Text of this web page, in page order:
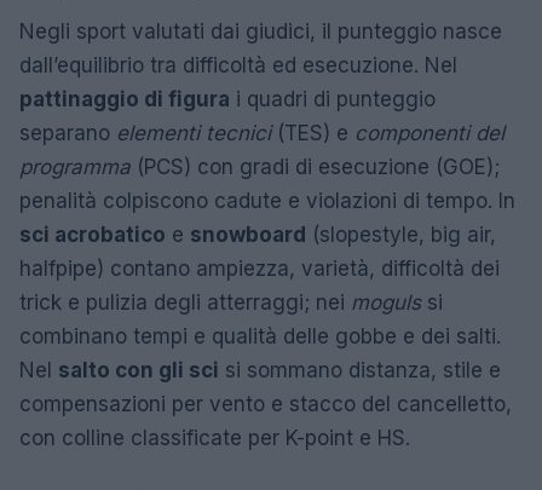
Negli sport valutati dai giudici, il punteggio nasce
dall’equilibrio tra difficoltà ed esecuzione. Nel
pattinaggio di figura i quadri di punteggio
separano elementi tecnici(TES) e componenti del
programma (PCS) con gradi di esecuzione (GOE);
penalità colpiscono cadute e violazioni di tempo. In
sci acrobatico e snowboard (slopestyle, big air,
halfpipe) contano ampiezza, varietà, difficoltà dei
trick e pulizia degli atterraggi; nei mogulssi
combinano tempi e qualità delle gobbe e dei salti.
Nel salto con gli sci si sommano distanza, stile e
compensazioni per vento e stacco del cancelletto,
con colline classificate per K-point e HS.